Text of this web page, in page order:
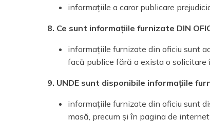
informațiile a caror publicare
8. Ce sunt informațiile furnizate DIN
informațiile furnizate din oficiu sunt
facă publice fără a exista o solicitare
9. UNDE sunt disponibile informațiile
informațiile furnizate din oficiu sunt
masă, precum și în pagina de